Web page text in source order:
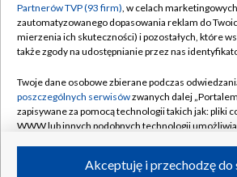
Biuro Reklamy
Oferta Handlowa
Emisja w TVP
Rada
Ogłoszenia
Akademia
Moje zgody
Biuro reklamy
Kanały
©2026 Telewizja Polska Spółka
Partnerów TVP (93 firm), w celach
zautomatyzowanego dopasowania reklam do
mierzenia ich skuteczności) i pozostałych, które
także zgody na udostępnianie przez nas
Twoje dane osobowe zbierane podczas
poszczególnych serwisówzwanych dalej
zapisywane za pomocą technologii takich jak: pliki
WWW lub innych podobnych technologii
ruchu w Internecie.Akceptuję i przechodzę do